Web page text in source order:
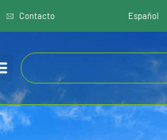
Contacto Español